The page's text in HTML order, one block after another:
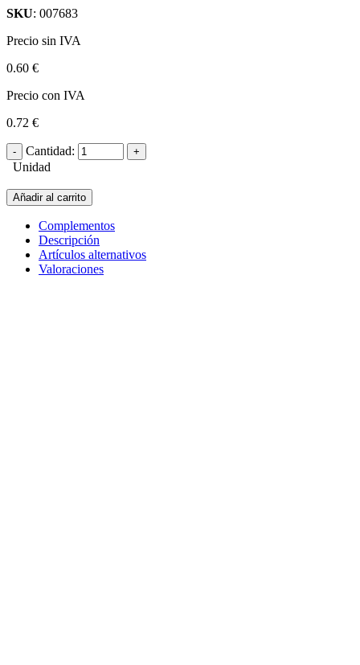
SKU: 007683
Precio sin IVA
0.60 €
Precio con IVA
0.72 €
Cantidad:
Unidad
Añadir al carrito
Complementos
Descripción
Artículos alternativos
Valoraciones